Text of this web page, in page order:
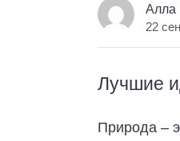
Алла
22
Лучшие
Природа –